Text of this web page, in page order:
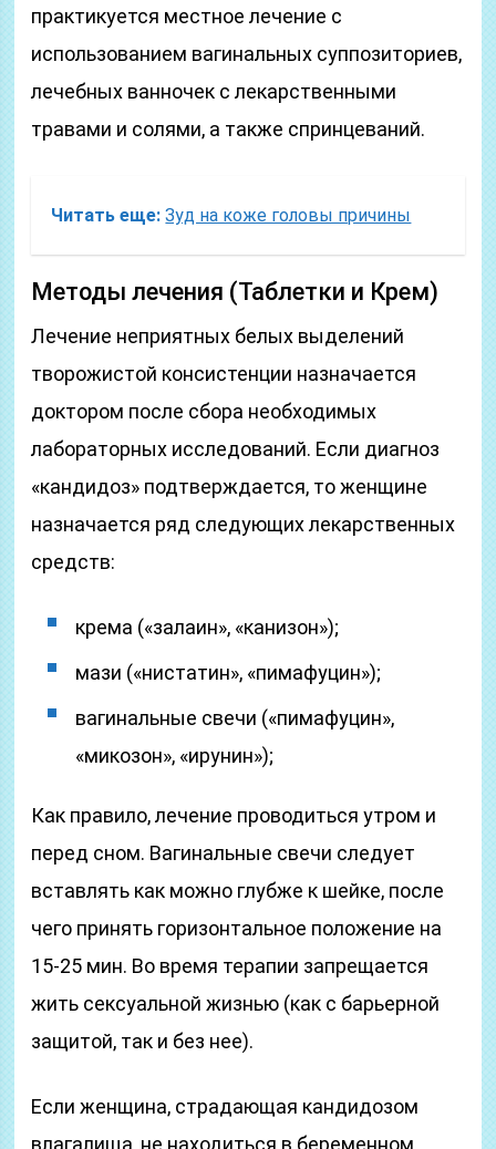
практикуется местное лечение с
использованием вагинальных суппозиториев,
лечебных ванночек с лекарственными
травами и солями, а также спринцеваний.
Читать еще: Зуд на коже головы причины
Методы лечения (Таблетки и Крем)
Лечение неприятных белых выделений
творожистой консистенции назначается
доктором после сбора необходимых
лабораторных исследований. Если диагноз
«кандидоз» подтверждается, то женщине
назначается ряд следующих лекарственных
средств:
крема («залаин», «канизон»);
мази («нистатин», «пимафуцин»);
вагинальные свечи («пимафуцин»,
«микозон», «ирунин»);
Как правило, лечение проводиться утром и
перед сном. Вагинальные свечи следует
вставлять как можно глубже к шейке, после
чего принять горизонтальное положение на
15-25 мин. Во время терапии запрещается
жить сексуальной жизнью (как с барьерной
защитой, так и без нее).
Если женщина, страдающая кандидозом
влагалища, не находиться в беременном